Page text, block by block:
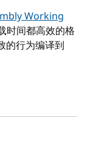
Working
时间都高效的格
的行为编译到